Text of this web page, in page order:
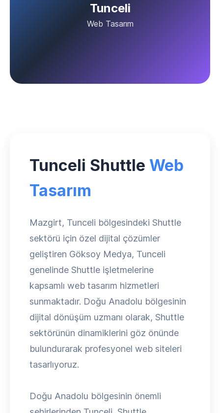
Tunceli
Web Tasarım
Tunceli Shuttle Web
Tasarım
Mazgirt, Tunceli bölgesindeki Shuttle
sektörü için özel dijital çözümler
geliştiren Göksoy Medya, Tunceli
genelinde Shuttle işletmelerine
kapsamlı web tasarım hizmetleri
sunmaktadır. Doğu Anadolu bölgesinin
dijital dönüşüm uzmanı olarak, Shuttle
sektörünün dinamiklerini göz önünde
bulundurarak profesyonel web siteleri
tasarlıyoruz.
Doğu Anadolu bölgesinin önemli